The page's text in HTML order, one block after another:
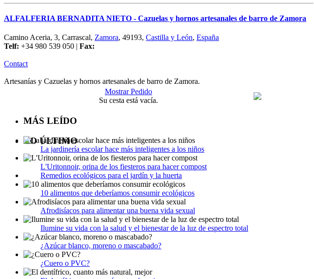
ALFALFERIA BERNADITA NIETO - Cazuelas y hornos artesanales de barro de Zamora
Camino Aceria, 3, Carrascal, Zamora, 49193, Castilla y León, España
Telf: +34 980 539 050 | Fax:
Contact
Artesanías y Cazuelas y hornos artesanales de barro de Zamora.
Mostrar Pedido
Su cesta está vacía.
MÁS LEÍDO
LO ÚLTIMO
La jardinería escolar hace más inteligentes a los niños
L'Uritonnoir, orina de los fiesteros para hacer compost
Remedios ecológicos para el jardín y la huerta
10 alimentos que deberíamos consumir ecológicos
Afrodisíacos para alimentar una buena vida sexual
Ilumine su vida con la salud y el bienestar de la luz de espectro total
¿Azúcar blanco, moreno o mascabado?
¿Cuero o PVC?